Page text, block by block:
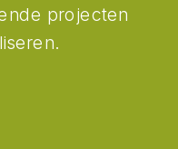
projecten